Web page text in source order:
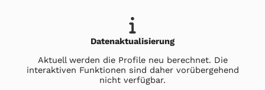
Datenaktualisierung
Aktuell werden die Profile neu berechnet. Die
interaktiven Funktionen sind daher vorübergehend
nicht verfügbar.